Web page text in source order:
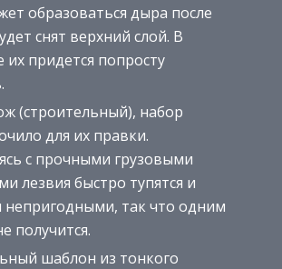
образоваться дыра после
снят верхний слой. В
их придется попросту
(строительный), набор
для их правки.
с прочными грузовыми
лезвия быстро тупятся и
непригодными, так что одним
получится.
шаблон из тонкого